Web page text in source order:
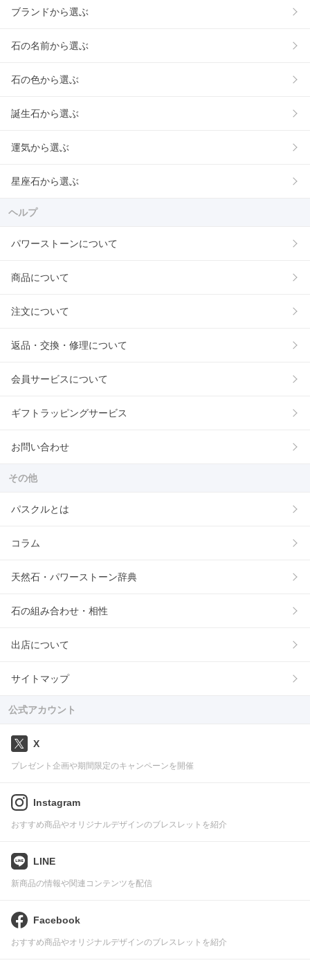
ブランドから選ぶ
石の名前から選ぶ
石の色から選ぶ
誕生石から選ぶ
運気から選ぶ
星座石から選ぶ
ヘルプ
パワーストーンについて
商品について
注文について
返品・交換・修理について
会員サービスについて
ギフトラッピングサービス
お問い合わせ
その他
パスクルとは
コラム
天然石・パワーストーン辞典
石の組み合わせ・相性
出店について
サイトマップ
公式アカウント
X
プレゼント企画や期間限定のキャンペーンを開催
Instagram
おすすめ商品やオリジナルデザインのブレスレットを紹介
LINE
新商品の情報や関連コンテンツを配信
Facebook
おすすめ商品やオリジナルデザインのブレスレットを紹介